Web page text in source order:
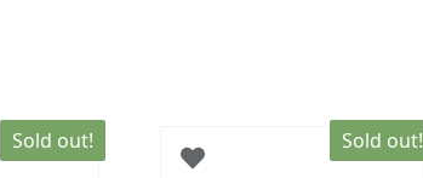
Sold out! Sold out!